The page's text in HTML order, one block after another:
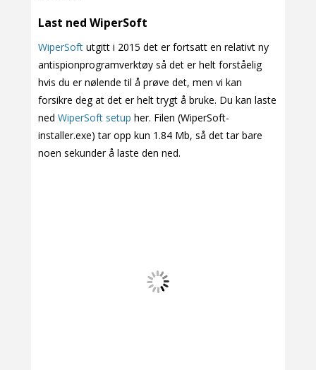
Last ned WiperSoft
WiperSoft utgitt i 2015 det er fortsatt en relativt ny
antispionprogramverktøy så det er helt forståelig
hvis du er nølende til å prøve det, men vi kan
forsikre deg at det er helt trygt å bruke. Du kan laste
ned WiperSoft setup her. Filen (WiperSoft-
installer.exe) tar opp kun 1.84 Mb, så det tar bare
noen sekunder å laste den ned.